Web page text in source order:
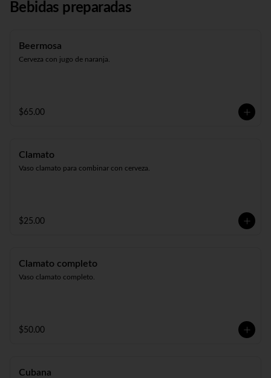
Bebidas preparadas
Beermosa
Cerveza con jugo de naranja.
$65.00
Clamato
Vaso clamato para combinar con cerveza.
$25.00
Clamato completo
Vaso clamato completo.
$50.00
Cubana